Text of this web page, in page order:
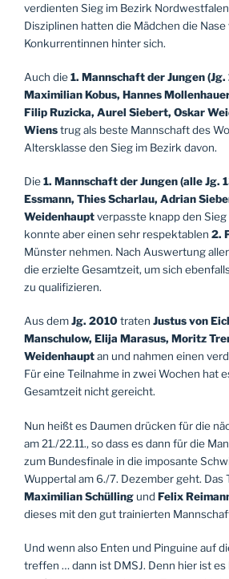
verdienten Sieg im Bezirk
Disziplinen hatten die Mädchen die
Konkurrentinnen hinter sich.
Auch die1. Mannschaftder Jungen(Jg.
Maximilian Kobus, Hannes
Filip Ruzicka, Aurel Siebert, Oskar
Wienstrug als beste Mannschaft des
Altersklasse den Sieg im Bezirk davon.
Die1. Mannschaft der Jungen (alle Jg.
Essmann, Thies Scharlau, Adrian
Weidenhauptverpasste knapp den
konnte aber einen sehr respektablen 2.
Münster nehmen. Nach Auswertung
die erzielte Gesamtzeit, um sich
zu qualifizieren.
Aus demJg. 2010traten Justus von
Manschulow, Elija Marasus, Moritz
Weidenhauptan und nahmen einen
Für eine Teilnahme in zwei Wochen hat
Gesamtzeit nicht gereicht.
Nun heißt es Daumen drücken für die
am 21./22.11., so dass es dann für die
zum Bundesfinale in die imposante
Wuppertal am 6./7. Dezember geht. Das
Maximilian Schülling und Felix
dieses mit den gut trainierten
Und wenn also Enten und Pinguine auf
treffen … dann ist DMSJ. Denn hier ist es